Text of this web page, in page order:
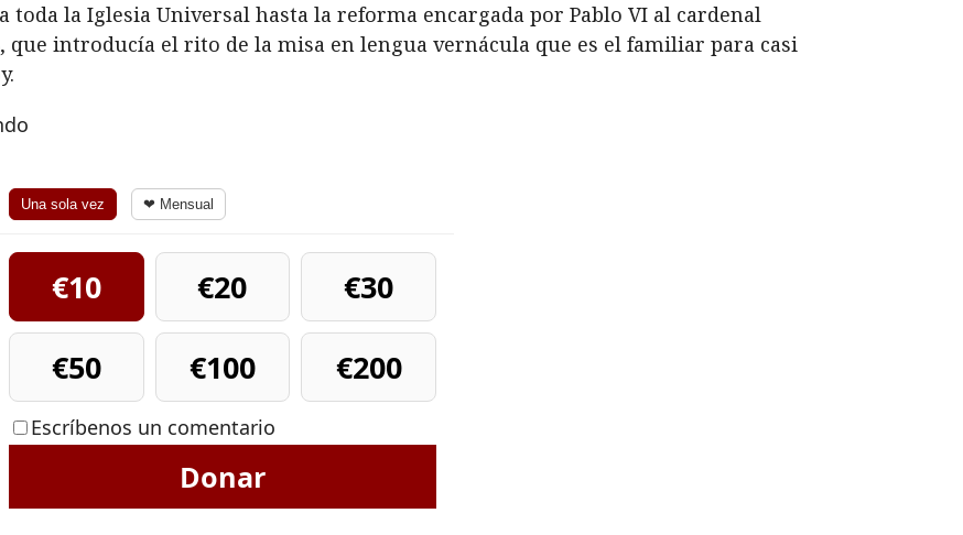
la Iglesia Universal hasta la reforma encargada por Pablo VI al cardenal
que introducía el rito de la misa en lengua vernácula que es el familiar para casi
Una sola vez ❤ Mensual
€10 €20
€30
€50
€100 €200
Escríbenos un comentario
Donar